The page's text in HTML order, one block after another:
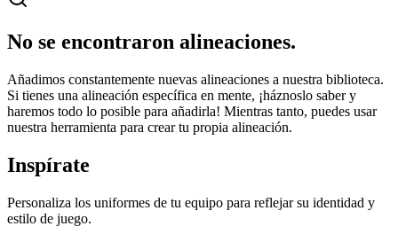
No se encontraron alineaciones.
Añadimos constantemente nuevas alineaciones a nuestra biblioteca.
Si tienes una alineación específica en mente, ¡háznoslo saber y
haremos todo lo posible para añadirla! Mientras tanto, puedes usar
nuestra herramienta para crear tu propia alineación.
Inspírate
Personaliza los uniformes de tu equipo para reflejar su identidad y
estilo de juego.